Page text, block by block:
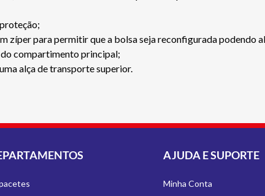
zíper para permitir que a bolsa seja reconfigurada podendo
do compartimento principal;
alça de transporte superior.
AJUDA E SUPORTE
Minha Conta